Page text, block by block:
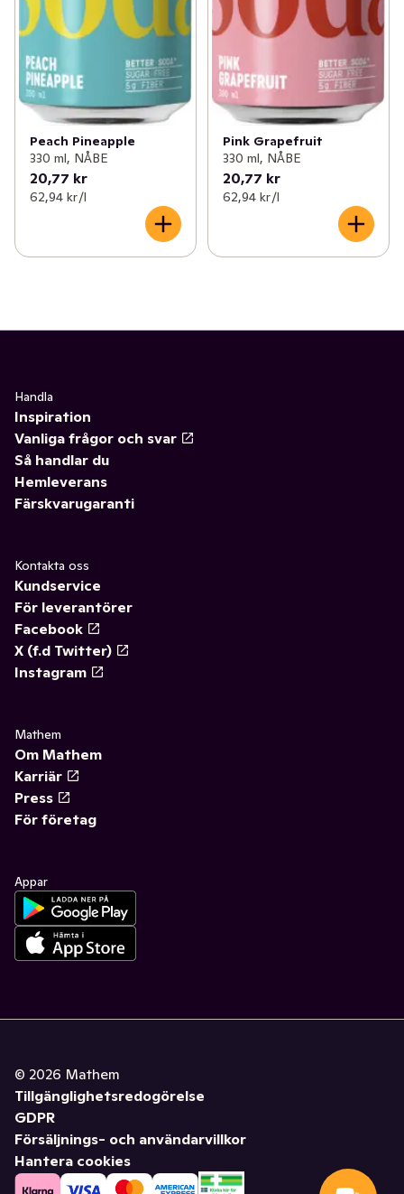
Peach Pineapple
330 ml, NÅBE
20,77 kr
62,94 kr /l
Pink Grapefruit
330 ml, NÅBE
20,77 kr
62,94 kr /l
Handla
Inspiration
Vanliga frågor och svar
Så handlar du
Hemleverans
Färskvarugaranti
Kontakta oss
Kundservice
För leverantörer
Facebook
X (f.d Twitter)
Instagram
Mathem
Om Mathem
Karriär
Press
För företag
Appar
© 2026 Mathem
Tillgänglighetsredogörelse
GDPR
Försäljnings- och användarvillkor
Hantera cookies